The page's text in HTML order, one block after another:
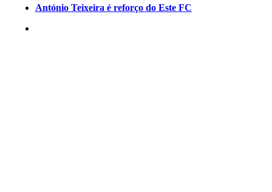
António Teixeira é reforço do Este FC